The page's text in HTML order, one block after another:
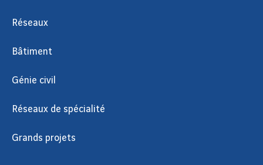
Réseaux
Bâtiment
Génie civil
Réseaux de spécialité
Grands projets